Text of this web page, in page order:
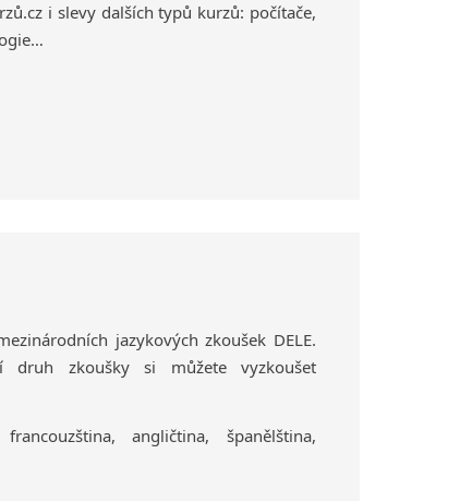
i slevy dalších typů kurzů: počítače,
jazykových zkoušek DELE.
zkoušky si můžete vyzkoušet
angličtina, španělština,